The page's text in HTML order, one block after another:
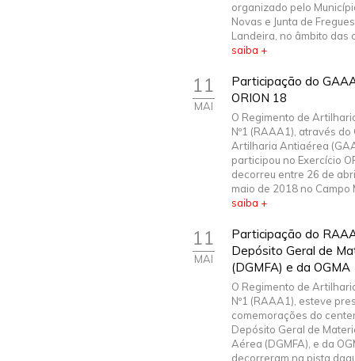
organizado pelo
Novas e Junta de
Landeira, no âmbito das
saiba +
11
MAI
Participação do
ORION 18
O Regimento de
Nº1 (RAAA1), através do
Artilharia Antiaérea
participou no Exercício
decorreu entre 26 de
maio de 2018 no Campo
saiba +
11
MAI
Participação do
Depósito Geral de
(DGMFA) e da OGMA
O Regimento de
Nº1 (RAAA1), esteve
comemorações do
Depósito Geral de
Aérea (DGMFA), e da
decorreram na pista